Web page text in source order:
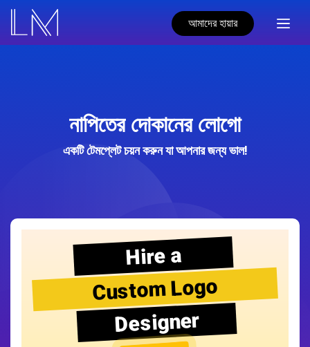
আমাদের হায়ার
নাপিতের দোকানের লোগো
একটি টেমপ্লেট চয়ন করুন যা আপনার জন্য ভাল!
Hire a
Custom Logo
Designer